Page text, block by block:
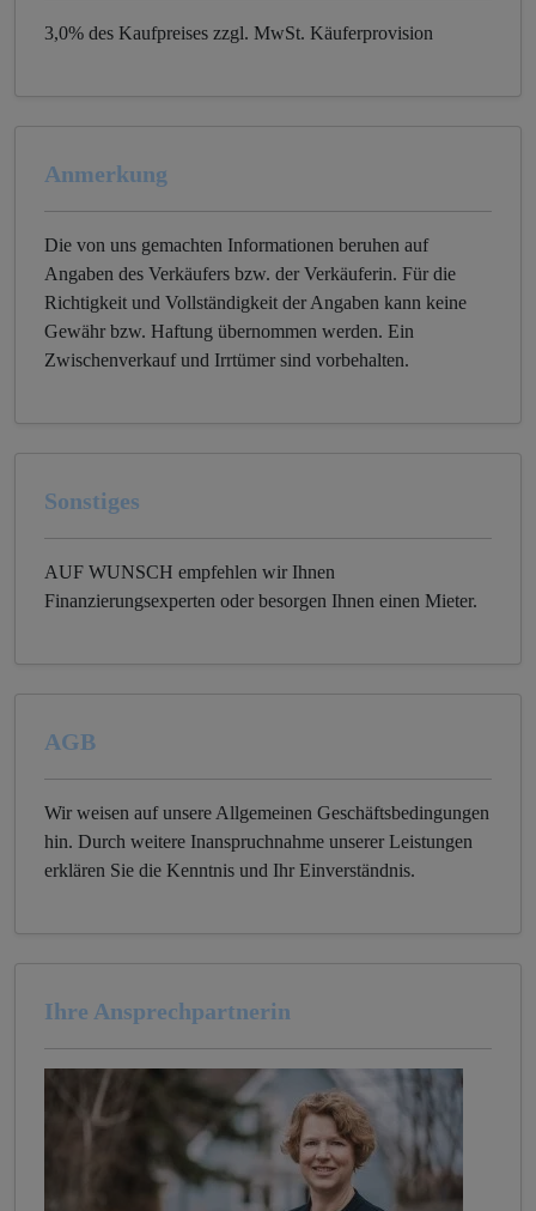
3,0% des Kaufpreises zzgl. MwSt. Käuferprovision
Anmerkung
Die von uns gemachten Informationen beruhen auf
Angaben des Verkäufers bzw. der Verkäuferin. Für die
Richtigkeit und Vollständigkeit der Angaben kann keine
Gewähr bzw. Haftung übernommen werden. Ein
Zwischenverkauf und Irrtümer sind vorbehalten.
Sonstiges
AUF WUNSCH empfehlen wir Ihnen
Finanzierungsexperten oder besorgen Ihnen einen Mieter.
AGB
Wir weisen auf unsere Allgemeinen Geschäftsbedingungen
hin. Durch weitere Inanspruchnahme unserer Leistungen
erklären Sie die Kenntnis und Ihr Einverständnis.
Ihre Ansprechpartnerin